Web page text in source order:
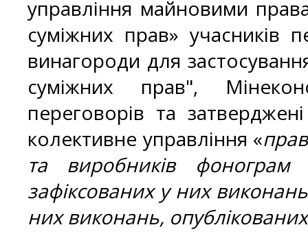
управління майновими
суміжних прав» учасників
винагороди для
суміжних прав",
переговорів та
колективне управління «
та виробників фонограм
зафіксованих у них
них виконань,